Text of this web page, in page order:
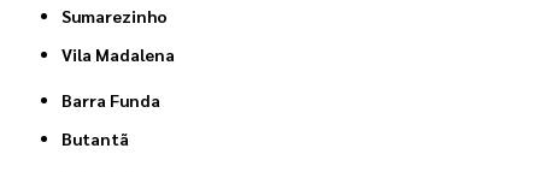
Sumarezinho
Vila Madalena
Barra Funda
Butantã